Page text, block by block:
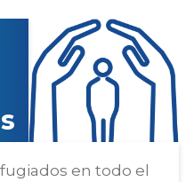
en todo el